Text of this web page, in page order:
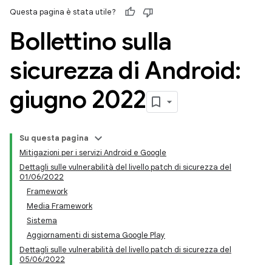
Questa pagina è stata utile?
Bollettino sulla
sicurezza di Android:
giugno 2022
Su questa pagina
Mitigazioni per i servizi Android e Google
Dettagli sulle vulnerabilità del livello patch di sicurezza del
01/06/2022
Framework
Media Framework
Sistema
Aggiornamenti di sistema Google Play
Dettagli sulle vulnerabilità del livello patch di sicurezza del
05/06/2022